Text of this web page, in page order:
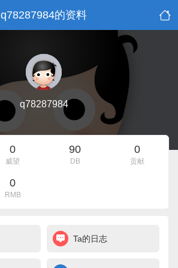
q78287984的资料
q78287984
0
威望
90
DB
0
贡献
0
RMB
Ta的日志